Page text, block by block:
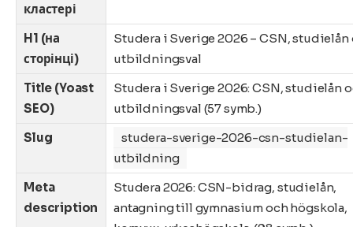
кластері
H1 (на
сторінці)
Studera i Sverige 2026 – CSN, studielån
utbildningsval
Title (Yoast
SEO)
Studera i Sverige 2026: CSN, studielån
utbildningsval (57 symb.)
Slug
studera-sverige-2026-csn-studielan-
utbildning
Meta
description
Studera 2026: CSN-bidrag, studielån,
antagning till gymnasium och högskola,